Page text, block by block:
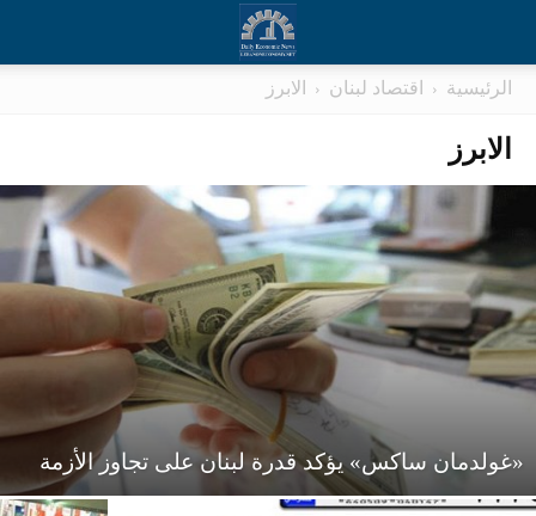
الرئيسية اقتصاد لبنان الابرز
الابرز
«غولدمان ساكس» يؤكد قدرة لبنان على تجاوز الأزمة